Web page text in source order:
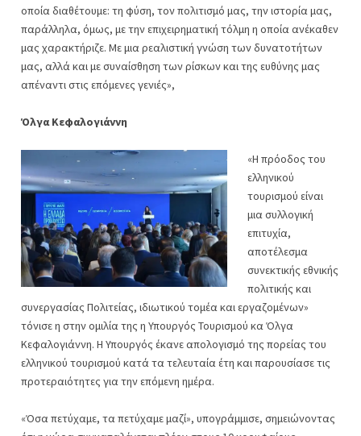
οποία διαθέτουμε: τη φύση, τον πολιτισμό μας, την ιστορία μας,
παράλληλα, όμως, με την επιχειρηματική τόλμη η οποία ανέκαθεν
μας χαρακτήριζε. Με μια ρεαλιστική γνώση των δυνατοτήτων
μας, αλλά και με συναίσθηση των ρίσκων και της ευθύνης μας
απέναντι στις επόμενες γενιές»,
Όλγα Κεφαλογιάννη
«Η πρόοδος του
ελληνικού
τουρισμού είναι
μια συλλογική
επιτυχία,
αποτέλεσμα
συνεκτικής εθνικής
πολιτικής και
συνεργασίας Πολιτείας, ιδιωτικού τομέα και εργαζομένων»
τόνισε η στην ομιλία της η Υπουργός Τουρισμού κα Όλγα
Κεφαλογιάννη. Η Υπουργός έκανε απολογισμό της πορείας του
ελληνικού τουρισμού κατά τα τελευταία έτη και παρουσίασε τις
προτεραιότητες για την επόμενη ημέρα.
«Όσα πετύχαμε, τα πετύχαμε μαζί», υπογράμμισε, σημειώνοντας